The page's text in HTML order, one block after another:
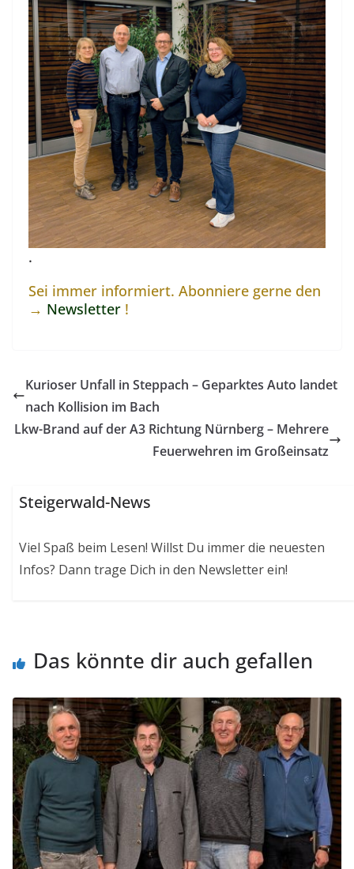
.
Sei immer informiert. Abonniere gerne den
→ Newsletter !
Kurioser Unfall in Steppach – Geparktes Auto landet
nach Kollision im Bach
Lkw-Brand auf der A3 Richtung Nürnberg – Mehrere
Feuerwehren im Großeinsatz
Steigerwald-News
Viel Spaß beim Lesen! Willst Du immer die neuesten
Infos? Dann trage Dich in den Newsletter ein!
Das könnte dir auch gefallen